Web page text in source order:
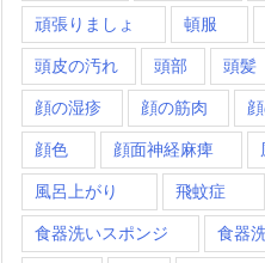
頑張りましょ 頓服
頭皮の汚れ 頭部 頭髪
顔の湿疹 顔の筋肉
顔色 顔面神経麻痺
風呂上がり 飛蚊症
食器洗いスポンジ 食器